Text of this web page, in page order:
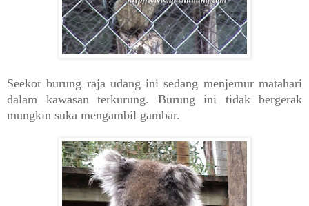
Seekor burung raja udang ini sedang menjemur matahari
dalam kawasan terkurung. Burung ini tidak bergerak
mungkin suka mengambil gambar.